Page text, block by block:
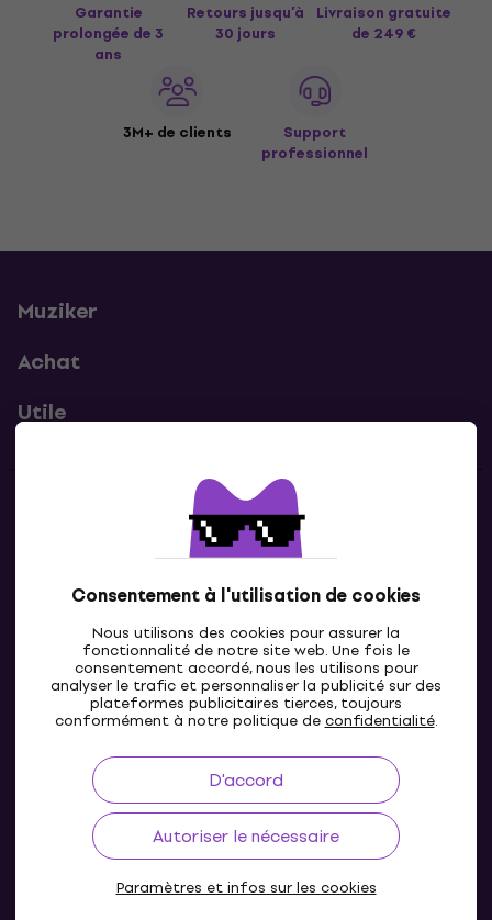
Consentement à l'utilisation de cookies
Nous utilisons des cookies pour assurer la
fonctionnalité de notre site web. Une fois le
consentement accordé, nous les utilisons pour
analyser le trafic et personnaliser la publicité sur des
plateformes publicitaires tierces, toujours
conformément à notre politique deconfidentialité.
D'accord
Autoriser le nécessaire
Paramètres et infos sur les cookies
Garantie
prolongée de 3
ans
Retours jusqu’à
30 jours
Livraison gratuite
de 249 €
3M+ de clients
Support
professionnel
Muziker
Achat
Utile
Contacts
Contacte nous
FR